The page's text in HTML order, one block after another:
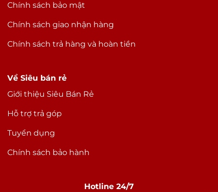
Chính sách bảo mật
Chính sách giao nhận hàng
Chính sách trả hàng và hoàn tiền
Về Siêu bán rẻ
Giới thiệu Siêu Bán Rẻ
Hỗ trợ trả góp
Tuyển dụng
Chính sách bảo hành
Hotline 24/7